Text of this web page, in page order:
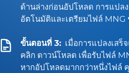
ด้านล่างก่อนอัปโหลด การแปล
อัตโนมัติและเตรียมไฟล์
ขั้นตอนที่ 3: เมื่อการแปลงเสร็
คลิก ดาวน์โหลด เพื่อรับไฟล์
หากอัปโหลดมากกว่าหนึ่งไฟล์